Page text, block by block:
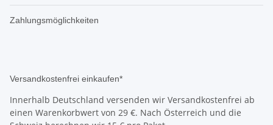
Zahlungsmöglichkeiten
Versandkostenfrei einkaufen*
Innerhalb Deutschland versenden wir Versandkostenfrei ab
einen Warenkorbwert von 29 €. Nach Österreich und die